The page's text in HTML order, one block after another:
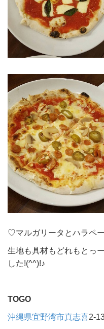
♡マルガリータとハラペ
生地も具材もどれもとっ
した!(^^)!♪
TOGO
沖縄県宜野湾市真志喜2-